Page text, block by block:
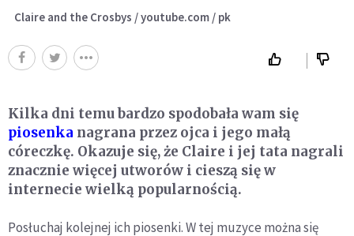
Claire and the Crosbys / youtube.com / pk
Kilka dni temu bardzo spodobała wam się
piosenka nagrana przez ojca i jego małą
córeczkę. Okazuje się, że Claire i jej tata nagrali
znacznie więcej utworów i cieszą się w
internecie wielką popularnością.
Posłuchaj kolejnej ich piosenki. W tej muzyce można się